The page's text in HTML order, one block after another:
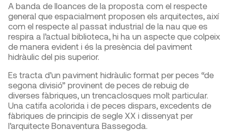
A banda de lloances de la proposta com el respecte
general que espacialment proposen els arquitectes, així
com el respecte al passat industrial de la nau que es
respira a l’actual biblioteca, hi ha un aspecte que colpeix
de manera evident i és la presència del paviment
hidràulic del pis superior.
Es tracta d’un paviment hidràulic format per peces “de
segona divisió” provinent de peces de rebuig de
diverses fàbriques, un trencaclosques molt particular.
Una catifa acolorida i de peces dispars, excedents de
fàbriques de principis de segle XX i dissenyat per
l’arquitecte Bonaventura Bassegoda.